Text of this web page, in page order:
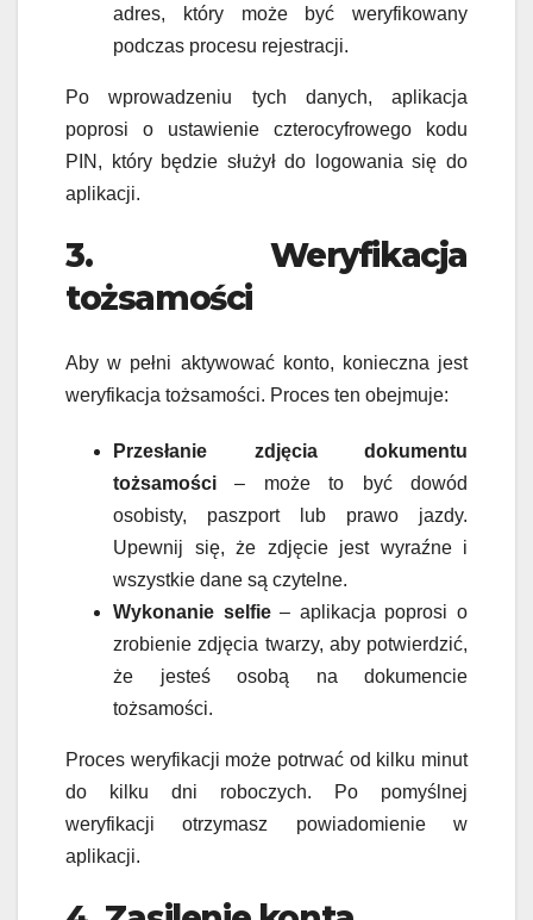
adres, który może być weryfikowany
podczas procesu rejestracji.
Po wprowadzeniu tych danych, aplikacja
poprosi o ustawienie czterocyfrowego kodu
PIN, który będzie służył do logowania się do
aplikacji.
3. Weryfikacja
tożsamości
Aby w pełni aktywować konto, konieczna jest
weryfikacja tożsamości. Proces ten obejmuje:
Przesłanie zdjęcia dokumentu
tożsamości – może to być dowód
osobisty, paszport lub prawo jazdy.
Upewnij się, że zdjęcie jest wyraźne i
wszystkie dane są czytelne.
Wykonanie selfie– aplikacja poprosi o
zrobienie zdjęcia twarzy, aby potwierdzić,
że jesteś osobą na dokumencie
tożsamości.
Proces weryfikacji może potrwać od kilku minut
do kilku dni roboczych. Po pomyślnej
weryfikacji otrzymasz powiadomienie w
aplikacji.